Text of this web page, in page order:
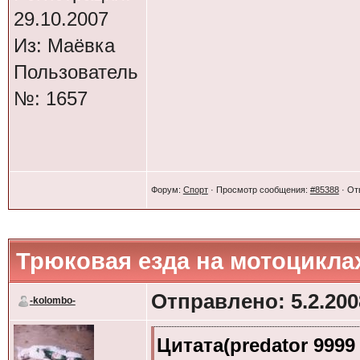
если кто за то
Олег ещё
Цитата(Oleg Jawa @
а кто пойдёт на
29.10.2007
Из: Маёвка
Пользователь
№: 1657
Форум: Спорт· Просмотр сообщения: #85388·
Трюковая езда на
-kolombo- Отправлено:
Цитата(predator